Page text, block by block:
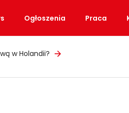
Ogłoszenia Praca
w Holandii?